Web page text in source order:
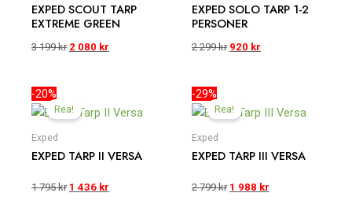
EXPED SCOUT TARP
EXTREME GREEN
3 199kr 2 080 kr
EXPED SOLO TARP 1-2
PERSONER
2 299kr 920 kr
-20%
Rea!
Exped
EXPED TARP II VERSA
1 795kr
ursprungliga
priset
795 kr.
1 436 kr
priset
436 kr.
-29%
Rea!
Exped
EXPED TARP III VERSA
2 799kr
ursprungliga
priset
799 kr.
1 988 kr
priset
988 kr.